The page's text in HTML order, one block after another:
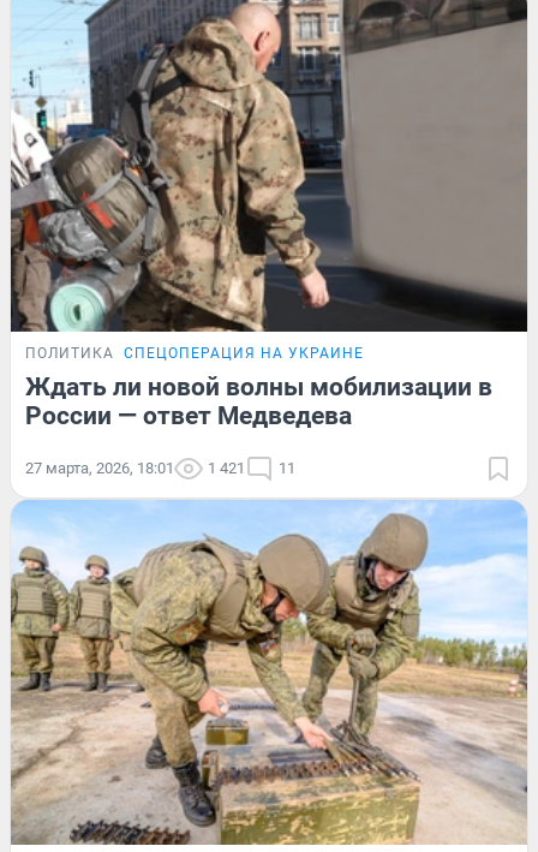
ПОЛИТИКА СПЕЦОПЕРАЦИЯ НА УКРАИНЕ
Ждать ли новой волны мобилизации в
России — ответ Медведева
27 марта, 2026, 18:01 1 421 11